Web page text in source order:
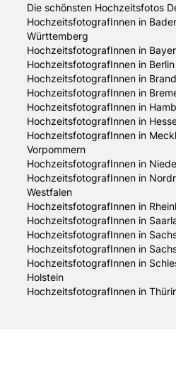
Die schönsten Hochzeitsfotos
HochzeitsfotografInnen in
Württemberg
HochzeitsfotografInnen in
HochzeitsfotografInnen in Berlin
HochzeitsfotografInnen in
HochzeitsfotografInnen in
HochzeitsfotografInnen in
HochzeitsfotografInnen in
HochzeitsfotografInnen in
Vorpommern
HochzeitsfotografInnen in
HochzeitsfotografInnen in
Westfalen
HochzeitsfotografInnen in
HochzeitsfotografInnen in
HochzeitsfotografInnen in
HochzeitsfotografInnen in
HochzeitsfotografInnen in
Holstein
HochzeitsfotografInnen in